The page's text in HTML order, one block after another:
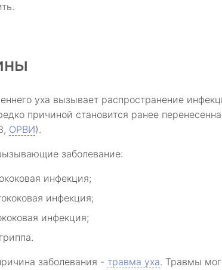
уха вызывает распространение
причиной становится ранее
ОРВИ).
заболевание:
инфекция;
инфекция;
инфекция;
заболевания - травма уха. Травмы